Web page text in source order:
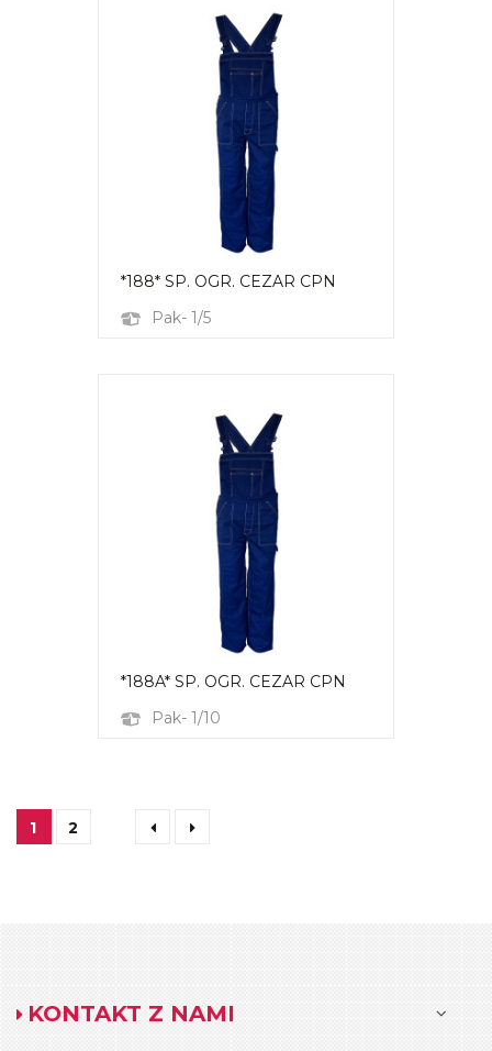
*188* SP. OGR. CEZAR CPN
Pak- 1/5
*188A* SP. OGR. CEZAR CPN
Pak- 1/10
1 2
KONTAKT Z NAMI